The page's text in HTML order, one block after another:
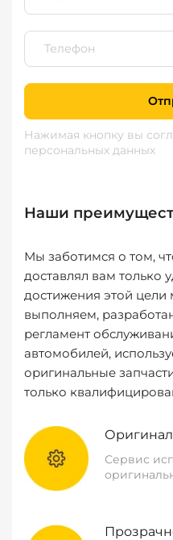
Нажимая кнопку вы
персональных данных
Наши
Мы заботимся о том,
доставлял вам только
достижения этой цели
выполняем,
регламент
автомобилей,
оригинальные
только
Сервис